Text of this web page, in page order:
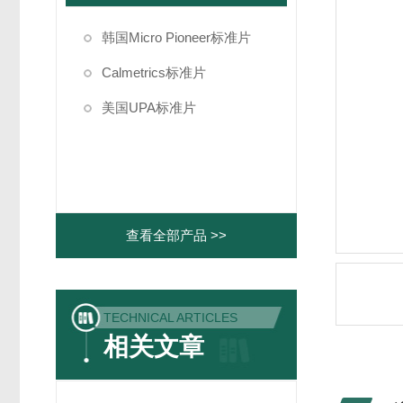
韩国Micro Pioneer标准片
Calmetrics标准片
美国UPA标准片
查看全部产品 >>
TECHNICAL ARTICLES
相关文章